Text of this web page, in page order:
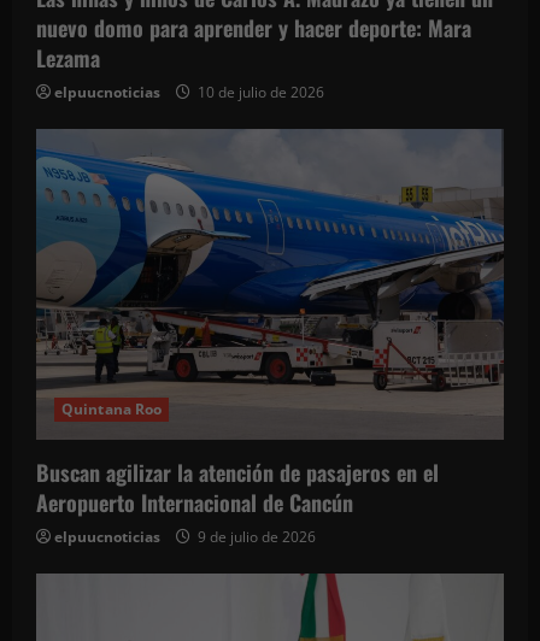
r
a
d
a
s
nuevo domo para aprender y hacer deporte: Mara
Lezama
elpuucnoticias 10 de julio de 2026
Quintana Roo
Buscan agilizar la atención de pasajeros en el
Aeropuerto Internacional de Cancún
elpuucnoticias 9 de julio de 2026